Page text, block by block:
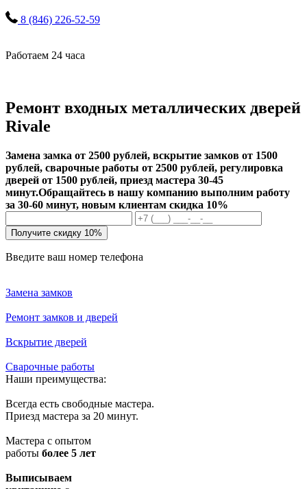
8 (846) 226-52-59
Работаем 24 часа
Ремонт входных металлических дверей
Rivale
Замена замка от 2500 рублей, вскрытие замков от 1500
рублей, сварочные работы от 2500 рублей, регулировка
дверей от 1500 рублей, приезд мастера 30-45
минут.Обращайтесь в нашу компанию выполним работу
за 30-60 минут, новым клиентам скидка 10%
Получите скидку 10%
Введите ваш номер телефона
Замена замков
Ремонт замков и дверей
Вскрытие дверей
Сварочные работы
Наши преимущества:
Всегда есть свободные мастера.
Приезд мастера за 20 минут.
Мастера с опытом
работы более 5 лет
Выписываем